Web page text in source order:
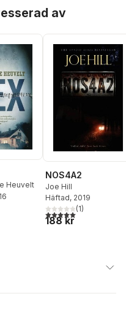
av
Heuvelt
NOS4A2
Joe Hill
Häftad, 2019
5,0utav 5 stjärnor.
(1)
188 kr